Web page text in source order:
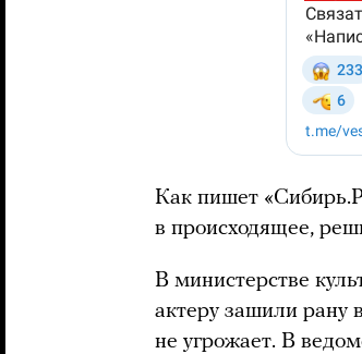
Как пишет
в происходящее,
В министерстве
актеру зашили рану
не угрожает. В